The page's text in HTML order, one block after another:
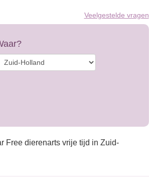
Veelgestelde vragen
Free dierenarts vrije tijd in Zuid-